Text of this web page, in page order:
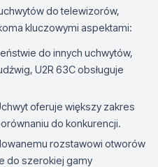
do telewizorów,
kluczowymi aspektami:
do innych uchwytów,
U2R 63C obsługuje
oferuje większy zakres
do konkurencji.
rozstawowi otworów
do szerokiej gamy